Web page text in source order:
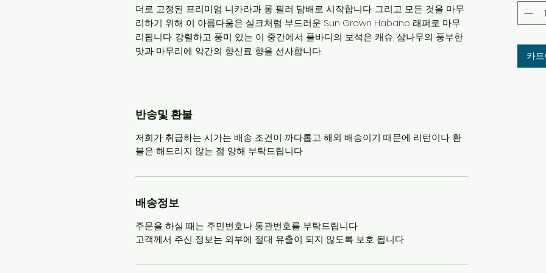
더로 고정된 프리미엄 니카라과 롱 필러 담배로 시작합니다. 그리고 모든 것을 마무
리하기 위해 이 아름다움은 실크처럼 부드러운 Sun Grown Habano 래퍼로 마무
리됩니다. 강렬하고 풍미 있는 이 중간에서 풀바디의 보석은 캐슈, 삼나무의 풍부한
맛과 마무리에 약간의 향신료 향을 선사합니다.
반송및 환불
저희가 취급하는 시가는 배송 조건이 까다롭고 해외 배송이기 때문에 리턴이나 환
불은 해드리지 않는 점 양해 부탁드립니다
배송정보
주문을 하실 때는 주민번호나 통관번호를 부탁드립니다
고객께서 주신 정보는 외부에 절대 유출이 되지 않도록 보호 됩니다
카